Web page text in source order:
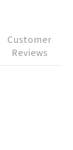
Customer
Reviews